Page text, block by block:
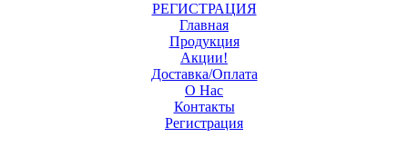
РЕГИСТРАЦИЯ
Главная
Продукция
Акции!
Доставка/Оплата
О Нас
Контакты
Регистрация